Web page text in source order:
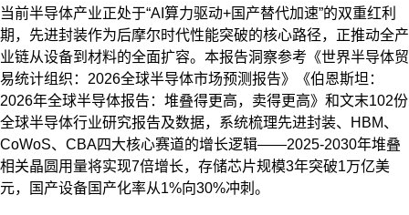
当前半导体产业正处于“AI算力驱动+国产替代加速”的双重红利
期，先进封装作为后摩尔时代性能突破的核心路径，正推动全产
业链从设备到材料的全面扩容。本报告洞察参考《世界半导体贸
易统计组织：2026全球半导体市场预测报告》《伯恩斯坦：
2026年全球半导体报告：堆叠得更高，卖得更高》和文末102份
全球半导体行业研究报告及数据，系统梳理先进封装、HBM、
CoWoS、CBA四大核心赛道的增长逻辑——2025-2030年堆叠
相关晶圆用量将实现7倍增长，存储芯片规模3年突破1万亿美
元，国产设备国产化率从1%向30%冲刺。